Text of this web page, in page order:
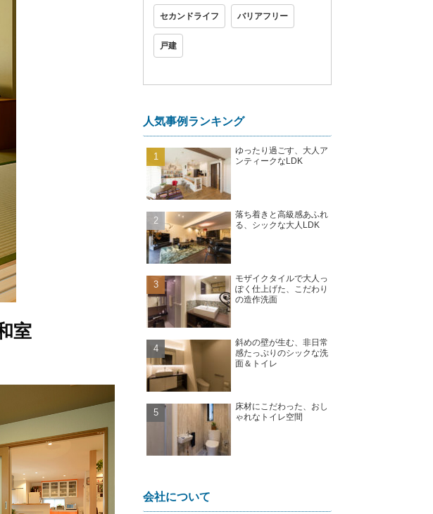
室
セカンドライフ バリアフリー
戸建
人気事例ランキング
ゆったり過ごす、大人ア
ンティークなLDK
落ち着きと高級感あふれ
る、シックな大人LDK
モザイクタイルで大人っ
ぽく仕上げた、こだわり
の造作洗面
斜めの壁が生む、非日常
感たっぷりのシックな洗
面＆トイレ
床材にこだわった、おし
ゃれなトイレ空間
会社について